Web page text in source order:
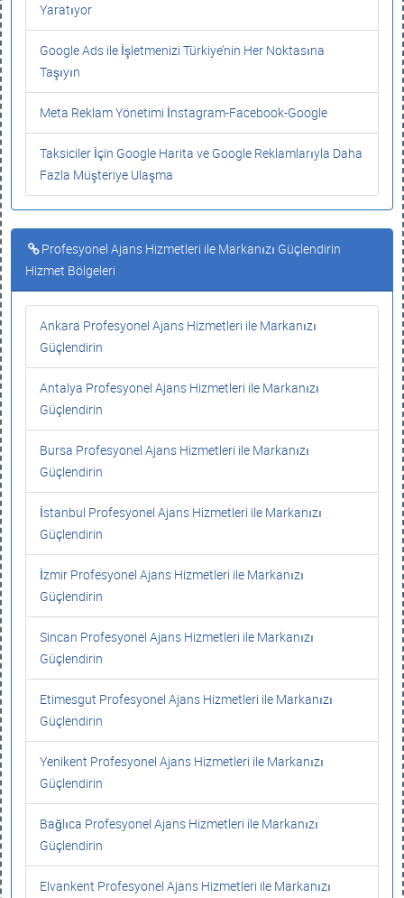
Yaratıyor
Google Ads ile İşletmenizi Türkiye’nin Her Noktasına
Taşıyın
Meta Reklam Yönetimi İnstagram-Facebook-Google
Taksiciler İçin Google Harita ve Google Reklamlarıyla Daha
Fazla Müşteriye Ulaşma
Profesyonel Ajans Hizmetleri ile Markanızı Güçlendirin
Hizmet Bölgeleri
Ankara Profesyonel Ajans Hizmetleri ile Markanızı
Güçlendirin
Antalya Profesyonel Ajans Hizmetleri ile Markanızı
Güçlendirin
Bursa Profesyonel Ajans Hizmetleri ile Markanızı
Güçlendirin
İstanbul Profesyonel Ajans Hizmetleri ile Markanızı
Güçlendirin
İzmir Profesyonel Ajans Hizmetleri ile Markanızı
Güçlendirin
Sincan Profesyonel Ajans Hizmetleri ile Markanızı
Güçlendirin
Etimesgut Profesyonel Ajans Hizmetleri ile Markanızı
Güçlendirin
Yenikent Profesyonel Ajans Hizmetleri ile Markanızı
Güçlendirin
Bağlıca Profesyonel Ajans Hizmetleri ile Markanızı
Güçlendirin
Elvankent Profesyonel Ajans Hizmetleri ile Markanızı